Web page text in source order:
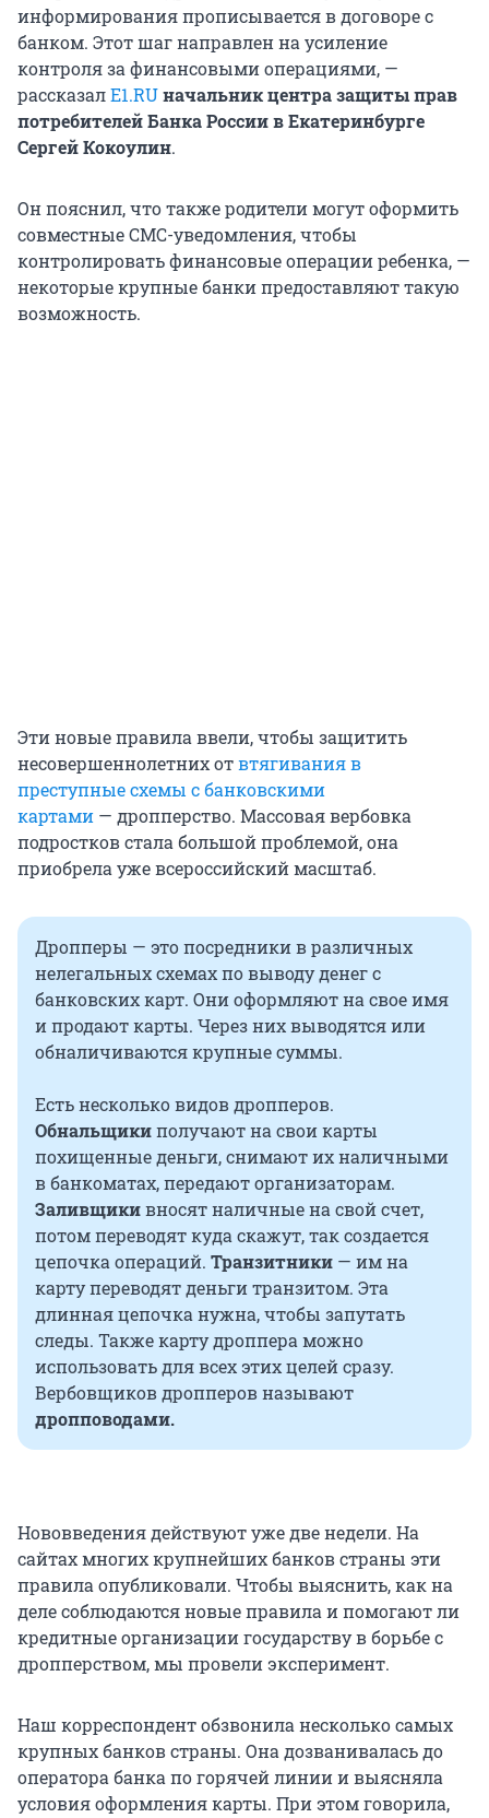
информирования прописывается в договоре с
банком. Этот шаг направлен на усиление
контроля за финансовыми операциями, —
рассказалE1.RUначальник центра защиты прав
потребителей Банка России в Екатеринбурге
Сергей Кокоулин.
Он пояснил, что также родители могут оформить
совместные СМС-уведомления, чтобы
контролировать финансовые операции ребенка, —
некоторые крупные банки предоставляют такую
возможность.
Эти новые правила ввели, чтобы защитить
несовершеннолетних отвтягивания в
преступные схемы с банковскими
картами — дропперство. Массовая вербовка
подростков стала большой проблемой, она
приобрела уже всероссийский масштаб.
Дропперы — это посредники в различных
нелегальных схемах по выводу денег с
банковских карт. Они оформляют на свое имя
и продают карты. Через них выводятся или
обналичиваются крупные суммы.
Есть несколько видов дропперов.
Обнальщикиполучают на свои карты
похищенные деньги, снимают их наличными
в банкоматах, передают организаторам.
Заливщикивносят наличные на свой счет,
потом переводят куда скажут, так создается
цепочка операций. Транзитники — им на
карту переводят деньги транзитом. Эта
длинная цепочка нужна, чтобы запутать
следы. Также карту дроппера можно
использовать для всех этих целей сразу.
Вербовщиков дропперов называют
дропповодами.
Нововведения действуют уже две недели. На
сайтах многих крупнейших банков страны эти
правила опубликовали. Чтобы выяснить, как на
деле соблюдаются новые правила и помогают ли
кредитные организации государству в борьбе с
дропперством, мы провели эксперимент.
Наш корреспондент обзвонила несколько самых
крупных банков страны. Она дозванивалась до
оператора банка по горячей линии и выясняла
условия оформления карты. При этом говорила,